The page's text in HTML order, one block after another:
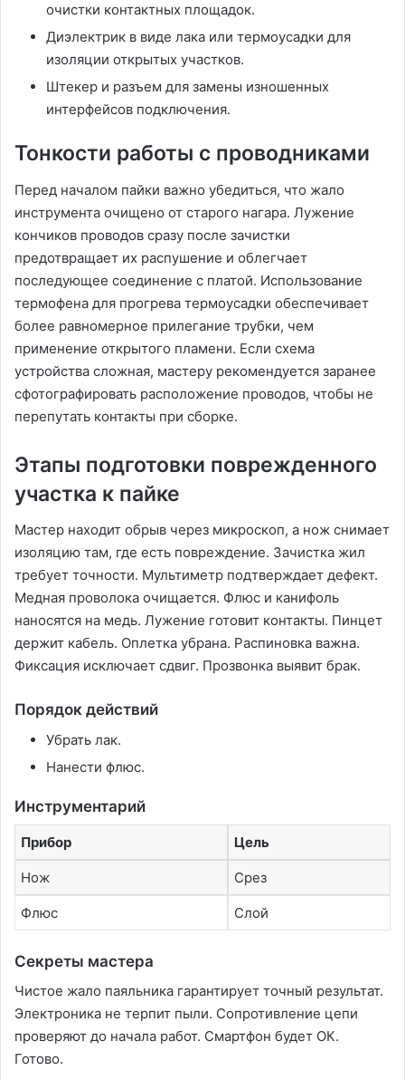
очистки контактных площадок.
Диэлектрик в виде лака или термоусадки для
изоляции открытых участков.
Штекер и разъем для замены изношенных
интерфейсов подключения.
Тонкости работы с проводниками
Перед началом пайки важно убедиться, что жало
инструмента очищено от старого нагара. Лужение
кончиков проводов сразу после зачистки
предотвращает их распушение и облегчает
последующее соединение с платой. Использование
термофена для прогрева термоусадки обеспечивает
более равномерное прилегание трубки, чем
применение открытого пламени. Если схема
устройства сложная, мастеру рекомендуется заранее
сфотографировать расположение проводов, чтобы не
перепутать контакты при сборке.
Этапы подготовки поврежденного
участка к пайке
Мастер находит обрыв через микроскоп, а нож снимает
изоляцию там, где есть повреждение. Зачистка жил
требует точности. Мультиметр подтверждает дефект.
Медная проволока очищается. Флюс и канифоль
наносятся на медь. Лужение готовит контакты. Пинцет
держит кабель. Оплетка убрана. Распиновка важна.
Фиксация исключает сдвиг. Прозвонка выявит брак.
Порядок действий
Убрать лак.
Нанести флюс.
Инструментарий
Прибор Цель
Нож Срез
Флюс Слой
Секреты мастера
Чистое жало паяльника гарантирует точный результат.
Электроника не терпит пыли. Сопротивление цепи
проверяют до начала работ. Смартфон будет ОК.
Готово.